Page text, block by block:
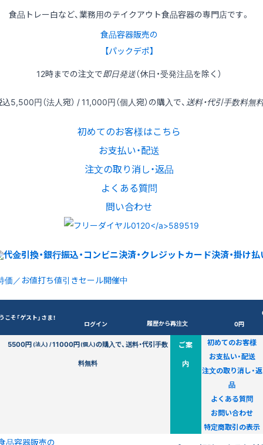
食品トレー白など、業務用のテイクアウト食品容器の専門店です。
食品容器販売の
【パックデポ】
12時までの注文で即日発送（休日・受発注品を除く）
込5,500円（法人宛） / 11,000円（個人宛）の購入で、 送料・代引手数料無
初めてのお客様はこちら
お支払い・配送
注文の取り消し・返品
よくある質問
問い合わせ
価／お値打ち値引きセール開催中
こそ「ゲスト」さま！
ログイン 履歴から再注文
0円
5500円(法人) /11000円(個人)の購入で、送料・代引手数
料無料
ご案
内
初めてのお客様
お支払い・配送
注文の取り消し・返
品
よくある質問
お問い合わせ
特定商取引の表示
品容器販売の